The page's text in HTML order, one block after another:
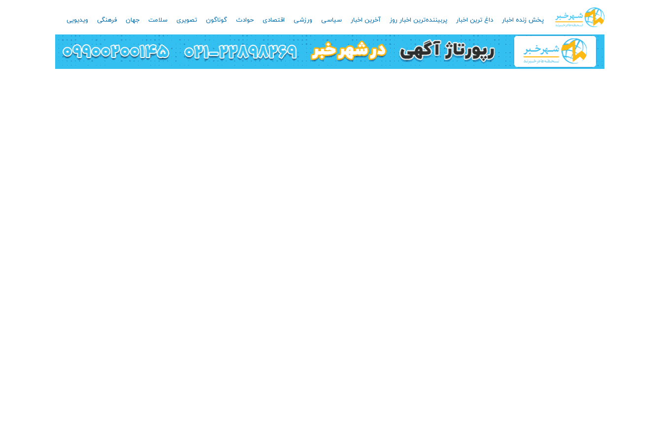
پخش زنده اخبار داغ ترین اخبار پربیننده‌ترین اخبار روز آخرین اخبار سیاسی ورزشی اقتصادی حوادث گوناگون تصویری سلامت جهان فرهنگی ویدیویی